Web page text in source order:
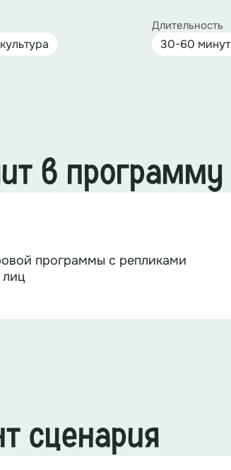
Длительность
30-60 минут
в программу
программы с репликами
сценария